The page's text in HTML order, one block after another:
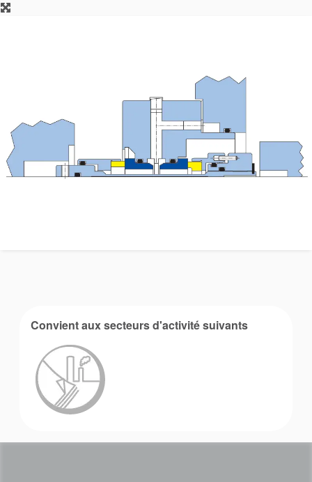
Brochures produits
Vidéo
Convient aux secteurs d'activité suivants